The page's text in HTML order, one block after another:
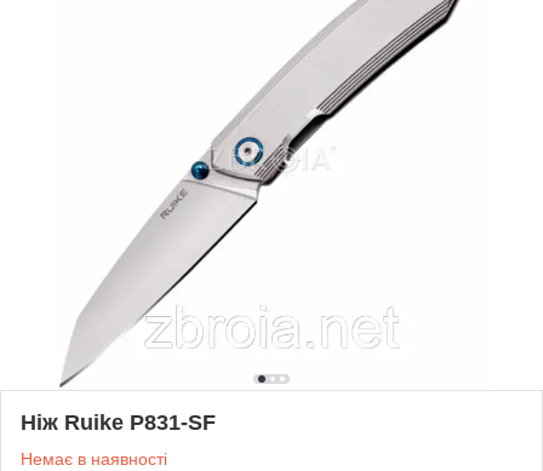
Ніж Ruike P831-SF
Немає в наявності